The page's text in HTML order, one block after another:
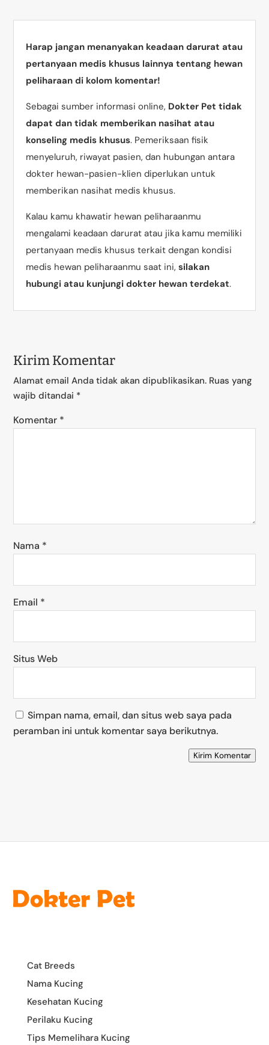
Harap jangan menanyakan keadaan darurat atau
pertanyaan medis khusus lainnya tentang hewan
peliharaan di kolom komentar!
Sebagai sumber informasi online, Dokter Pet tidak
dapat dan tidak memberikan nasihat atau
konseling medis khusus. Pemeriksaan fisik
menyeluruh, riwayat pasien, dan hubungan antara
dokter hewan-pasien-klien diperlukan untuk
memberikan nasihat medis khusus.
Kalau kamu khawatir hewan peliharaanmu
mengalami keadaan darurat atau jika kamu memiliki
pertanyaan medis khusus terkait dengan kondisi
medis hewan peliharaanmu saat ini,silakan
hubungi atau kunjungi dokter hewan terdekat.
Kirim Komentar
Alamat email Anda tidak akan dipublikasikan. Ruas yang
wajib ditandai *
Komentar *
Nama *
Email *
Situs Web
Simpan nama, email, dan situs web saya pada
peramban ini untuk komentar saya berikutnya.
Kirim Komentar
Cat Breeds
Nama Kucing
Kesehatan Kucing
Perilaku Kucing
Tips Memelihara Kucing